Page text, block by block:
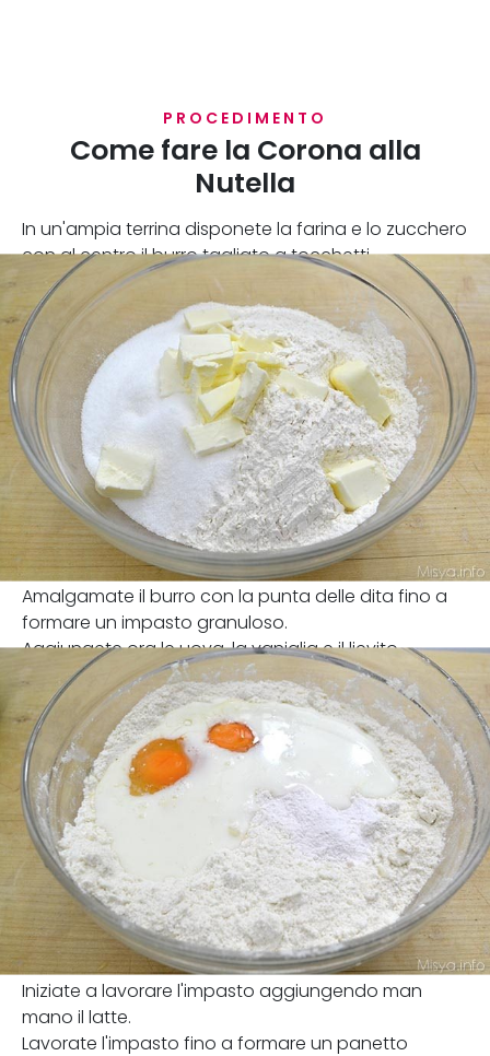
PROCEDIMENTO
Come fare la Corona alla
Nutella
In un'ampia terrina disponete la farina e lo zucchero
con al centro il burro tagliato a tocchetti.
Amalgamate il burro con la punta delle dita fino a
formare un impasto granuloso.
Aggiungete ora le uova, la vaniglia e il lievito.
Iniziate a lavorare l'impasto aggiungendo man
mano il latte.
Lavorate l'impasto fino a formare un panetto